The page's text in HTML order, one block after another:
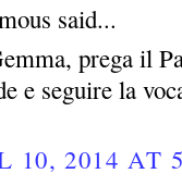
said...
prega il
e seguire la
10, 2014 AT